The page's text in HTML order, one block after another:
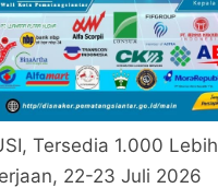
Tersedia 1.000 Lebih
22-23 Juli 2026